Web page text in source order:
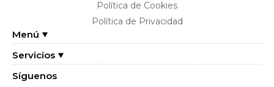
Menú
Servicios
Política de Cookies
Política de Privacidad
Síguenos